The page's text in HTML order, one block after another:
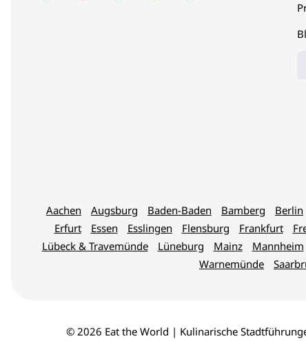
Aachen Augsburg Baden-Baden Bamberg Berlin
Erfurt
Essen Esslingen Flensburg Frankfurt
Lübeck & Travemünde
Lüneburg Mainz Mannheim
Warnemünde
© 2026 Eat the World | Kulinarische